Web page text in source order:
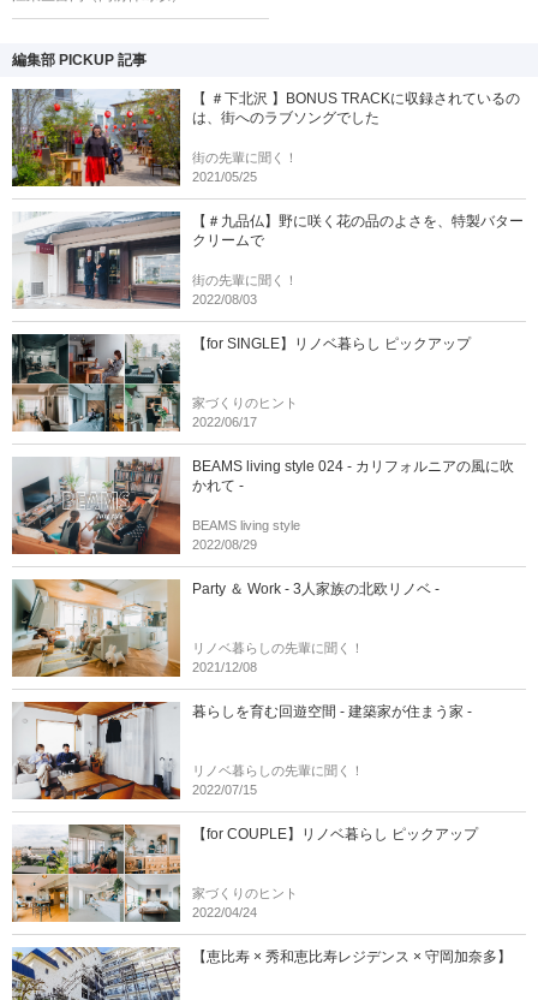
編集部 PICKUP 記事
【 ＃下北沢 】BONUS TRACKに収録されているの
は、街へのラブソングでした
街の先輩に聞く！
2021/05/25
【＃九品仏】野に咲く花の品のよさを、特製バター
クリームで
街の先輩に聞く！
2022/08/03
【for SINGLE】リノベ暮らし ピックアップ
家づくりのヒント
2022/06/17
BEAMS living style 024 - カリフォルニアの風に吹
かれて -
BEAMS living style
2022/08/29
Party ＆ Work - 3人家族の北欧リノベ -
リノベ暮らしの先輩に聞く！
2021/12/08
暮らしを育む回遊空間 - 建築家が住まう家 -
リノベ暮らしの先輩に聞く！
2022/07/15
【for COUPLE】リノベ暮らし ピックアップ
家づくりのヒント
2022/04/24
【恵比寿 × 秀和恵比寿レジデンス × 守岡加奈多】